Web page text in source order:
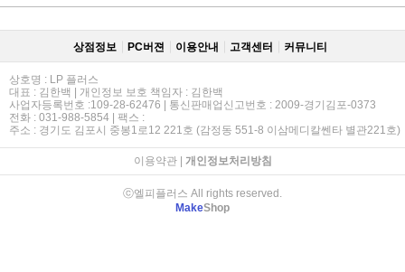
상점정보 PC버젼 이용안내 고객센터 커뮤니티
상호명 : LP 플러스
대표 : 김한백 | 개인정보 보호 책임자 : 김한백
사업자등록번호 :109-28-62476 | 통신판매업신고번호 : 2009-경기김포-0373
전화 : 031-988-5854 | 팩스 :
주소 : 경기도 김포시 중봉1로12 221호 (감정동 551-8 이삼메디칼쎈타 별관221호)
이용약관| 개인정보처리방침
ⓒ엘피플러스 All rights reserved.
MakeShop